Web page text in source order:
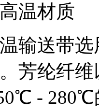
温材质
输送带
芳纶纤
- 280℃